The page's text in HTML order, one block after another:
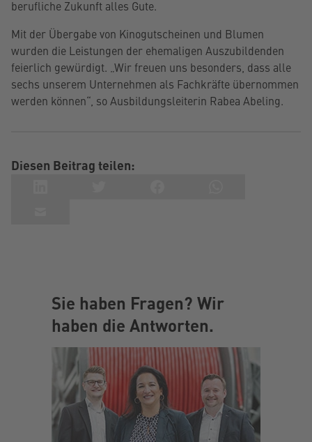
berufliche Zukunft alles Gute.
Mit der Übergabe von Kinogutscheinen und Blumen
wurden die Leistungen der ehemaligen Auszubildenden
feierlich gewürdigt. „Wir freuen uns besonders, dass alle
sechs unserem Unternehmen als Fachkräfte übernommen
werden können“, so Ausbildungsleiterin Rabea Abeling.
Diesen Beitrag teilen:
Sie haben Fragen? Wir
haben die Antworten.